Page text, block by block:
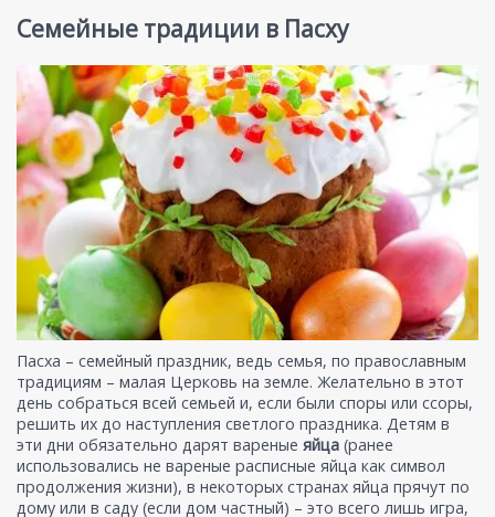
Семейные традиции в Пасху
Пасха – семейный праздник, ведь семья, по православным
традициям – малая Церковь на земле. Желательно в этот
день собраться всей семьей и, если были споры или ссоры,
решить их до наступления светлого праздника. Детям в
эти дни обязательно дарят вареные яйца (ранее
использовались не вареные расписные яйца как символ
продолжения жизни), в некоторых странах яйца прячут по
дому или в саду (если дом частный) – это всего лишь игра,